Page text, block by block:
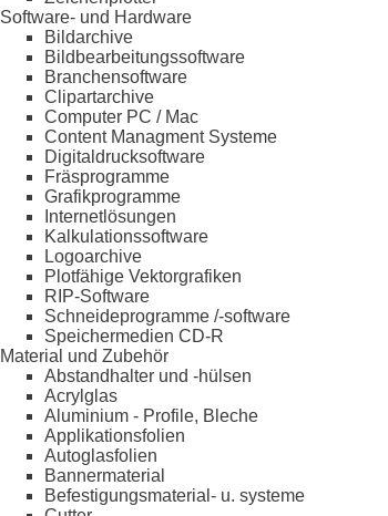
Software- und Hardware
Bildarchive
Bildbearbeitungssoftware
Branchensoftware
Clipartarchive
Computer PC / Mac
Content Managment Systeme
Digitaldrucksoftware
Fräsprogramme
Grafikprogramme
Internetlösungen
Kalkulationssoftware
Logoarchive
Plotfähige Vektorgrafiken
RIP-Software
Schneideprogramme /-software
Speichermedien CD-R
Material und Zubehör
Abstandhalter und -hülsen
Acrylglas
Aluminium - Profile, Bleche
Applikationsfolien
Autoglasfolien
Bannermaterial
Befestigungsmaterial- u. systeme